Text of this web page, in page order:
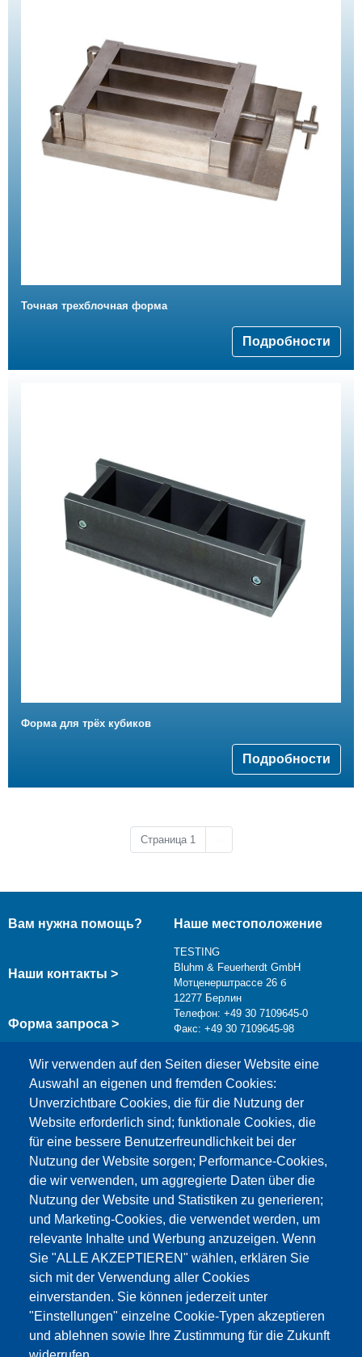
Точная трехблочная форма
Подробности
Форма для трёх кубиков
Подробности
Страница 1
Wir verwenden auf den Seiten dieser Website eine
Auswahl an eigenen und fremden Cookies:
Unverzichtbare Cookies, die für die Nutzung der
Website erforderlich sind; funktionale Cookies, die
für eine bessere Benutzerfreundlichkeit bei der
Nutzung der Website sorgen; Performance-Cookies,
die wir verwenden, um aggregierte Daten über die
Nutzung der Website und Statistiken zu generieren;
und Marketing-Cookies, die verwendet werden, um
relevante Inhalte und Werbung anzuzeigen. Wenn
Sie "ALLE AKZEPTIEREN" wählen, erklären Sie
sich mit der Verwendung aller Cookies
einverstanden. Sie können jederzeit unter
"Einstellungen" einzelne Cookie-Typen akzeptieren
und ablehnen sowie Ihre Zustimmung für die Zukunft
Вам нужна помощь?
Наши контакты >
Форма запроса >
Наше местоположение
TESTING
Bluhm & Feuerherdt GmbH
Мотценерштрассе 26 б
12277 Берлин
Телефон: +49 30 7109645-0
Факс: +49 30 7109645-98
info@testing.de
Этот материал заблокирован, потому что
файлы cookie Google Maps не были приняты.
НЕОБХОДИМО ПРИНЯТЬ ТОЛЬКО
ФАЙЛЫ COOKIE GOOGLE MAPS.
Alle Cookies akzeptieren